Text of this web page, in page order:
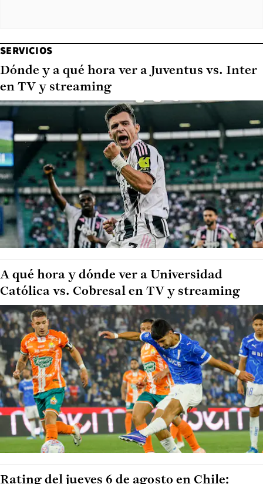
SERVICIOS
Dónde y a qué hora ver a Juventus vs. Inter
en TV y streaming
A qué hora y dónde ver a Universidad
Católica vs. Cobresal en TV y streaming
Rating del jueves 6 de agosto en Chile: